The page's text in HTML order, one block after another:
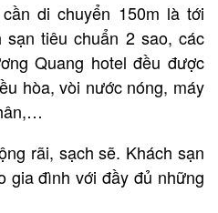
di chuyển 150m là tới
tiêu chuẩn 2 sao, các
Quang hotel đều được
hòa, vòi nước nóng, máy
rãi, sạch sẽ. Khách sạn
gia đình với đầy đủ những